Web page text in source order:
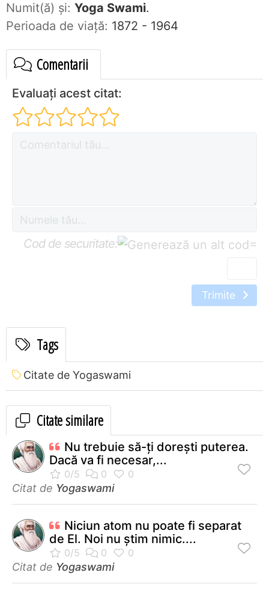
Numit(ă) și: Yoga Swami.
Perioada de viaţă: 1872 - 1964
Comentarii
Evaluați acest citat:
Cod de securitate: =
Trimite
Tags
Citate de Yogaswami
Citate similare
Nu trebuie să-ţi doreşti puterea.
Dacă va fi necesar,...
Citat de Yogaswami
Niciun atom nu poate fi separat
de El. Noi nu ştim nimic....
Citat de Yogaswami